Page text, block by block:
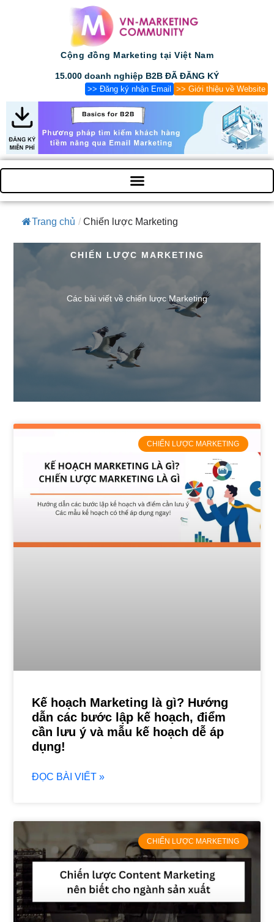
Cộng đồng Marketing tại Việt Nam
15.000 doanh nghiệp B2B ĐÃ ĐĂNG KÝ
>> Giới thiệu về Website
>> Đăng ký nhận Email
Trang chủ / Chiến lược Marketing
CHIẾN LƯỢC MARKETING
Các bài viết về chiến lược Marketing
CHIẾN LƯỢC MARKETING
Kế hoạch Marketing là gì? Hướng
dẫn các bước lập kế hoạch, điểm
cần lưu ý và mẫu kế hoạch dễ áp
dụng!
ĐỌC BÀI VIẾT »
CHIẾN LƯỢC MARKETING